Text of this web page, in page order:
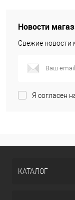
Новости
Свежие новости
Я согласен
КАТАЛОГ